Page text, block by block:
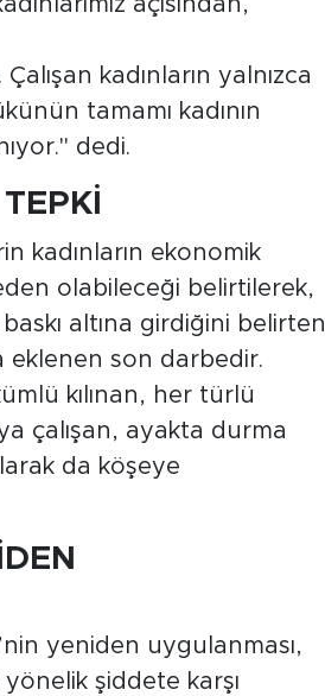
açısından,
kadınların yalnızca
tamamı kadının
dedi.
kadınların ekonomik
olabileceği belirtilerek,
altına girdiğini belirten
eklenen son darbedir.
kılınan, her türlü
çalışan, ayakta durma
da köşeye
yeniden uygulanması,
şiddete karşı